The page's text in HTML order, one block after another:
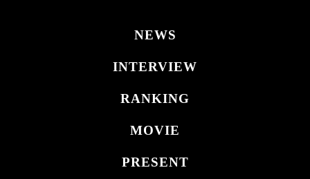
NEWS
INTERVIEW
RANKING
MOVIE
PRESENT